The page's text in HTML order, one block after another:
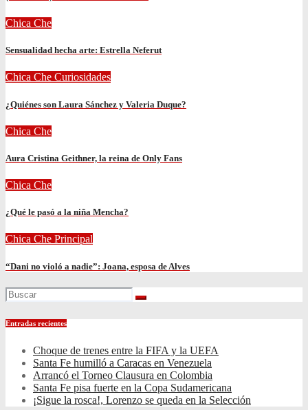
Chica Che
Sensualidad hecha arte: Estrella Neferut
Chica Che Curiosidades
¿Quiénes son Laura Sánchez y Valeria Duque?
Chica Che
Aura Cristina Geithner, la reina de Only Fans
Chica Che
¿Qué le pasó a la niña Mencha?
Chica Che Principal
“Dani no violó a nadie”: Joana, esposa de Alves
Entradas recientes
Choque de trenes entre la FIFA y la UEFA
Santa Fe humilló a Caracas en Venezuela
Arrancó el Torneo Clausura en Colombia
Santa Fe pisa fuerte en la Copa Sudamericana
¡Sigue la rosca!, Lorenzo se queda en la Selección